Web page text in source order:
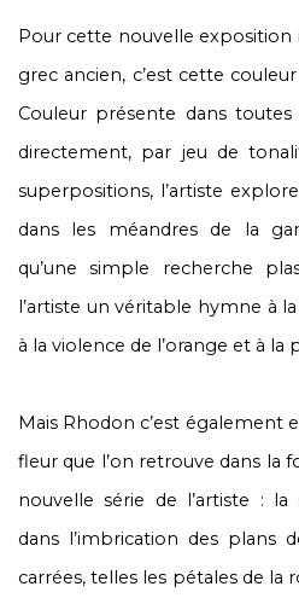
Pour cette nouvelle exposition
grec ancien, c’est cette
Couleur présente dans
directement, par jeu de
superpositions, l’artiste
dans les méandres de la
qu’une simple recherche
l’artiste un véritable hymne à
à la violence de l’orange et à la
Mais Rhodon c’est également
fleur que l’on retrouve dans la
nouvelle série de l’artiste :
dans l’imbrication des plans
carrées, telles les pétales de la